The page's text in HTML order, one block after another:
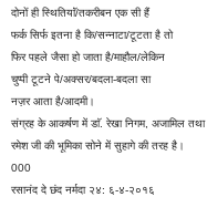
दोनों ही स्थितियाॅं/तकरीबन एक सी हैं
फर्क सिर्फ इतना है कि/सन्नाटा/टूटता है तो
फिर पहले जैसा हो जाता है/माहौल/लेकिन
चुप्पी टूटने पे/अक्सर/बदला-बदला सा
नज़र आता है/आदमी।
संग्रह के आकर्षण में डाॅ. रेखा निगम, अजामिल
रमेश जी की भूमिका सोने में सुहागे की तरह है।
000
रसानंद दे छंद नर्मदा २४: ६-४-२०१६